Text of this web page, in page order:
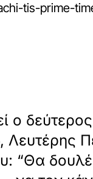
tis-prime-
ο
“Θα